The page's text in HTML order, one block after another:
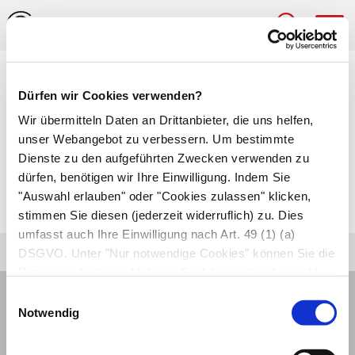
Dürfen wir Cookies verwenden?
Wir übermitteln Daten an Drittanbieter, die uns helfen,
unser Webangebot zu verbessern. Um bestimmte
Dienste zu den aufgeführten Zwecken verwenden zu
dürfen, benötigen wir Ihre Einwilligung. Indem Sie
"Auswahl erlauben" oder "Cookies zulassen" klicken,
stimmen Sie diesen (jederzeit widerruflich) zu. Dies
umfasst auch Ihre Einwilligung nach Art. 49 (1) (a)
DSGVO. Unter "Nur notwendige Cookies" können Sie die
Notwendig
Insulinschock
Lebensgefährliches Kreislaufversagen (Schock
auf Grund massiver Unterzuckerung durch eine
ÜberdosisInsulin.